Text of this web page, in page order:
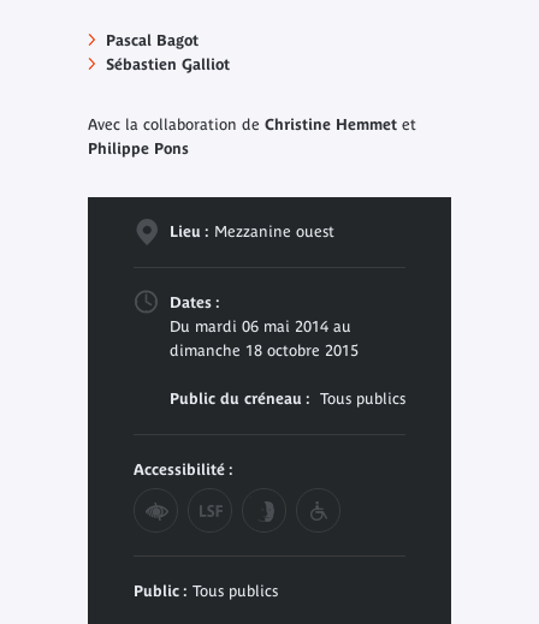
Pascal Bagot
Sébastien Galliot
Avec la collaboration de Christine Hemmetet
Philippe Pons
Lieu : Mezzanine ouest
Dates :
Du mardi 06 mai 2014 au
dimanche 18 octobre 2015
Public du créneau : Tous publics
Accessibilité :
Public : Tous publics